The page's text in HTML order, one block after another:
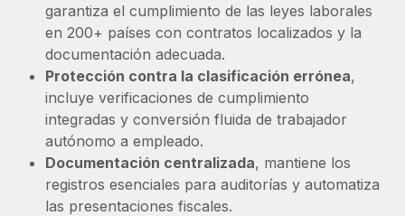
Apertura de entidades
Abre entidades conforme a la legalidad enseguida.
Movilidad y reubicación
Reubica a los empleados con facilidad.
Prestaciones
Gestiona las prestaciones de los empleados sin
complicaciones.
BLOG
Novedades de producto de Remote:
Integraciones con Gusto y Xero y Contractor
Management Plus
La misión de Remote sigue siendo ayudar a empresas de
todos los tamaños a contratar, gestionar y...
Más información
garantiza el cumplimiento de las leyes laborales
en 200+ países con contratos localizados y la
documentación adecuada.
Protección contra la clasificación errónea,
incluye verificaciones de cumplimiento
integradas y conversión fluida de trabajador
autónomo a empleado.
Documentación centralizada, mantiene los
registros esenciales para auditorías y automatiza
las presentaciones fiscales.